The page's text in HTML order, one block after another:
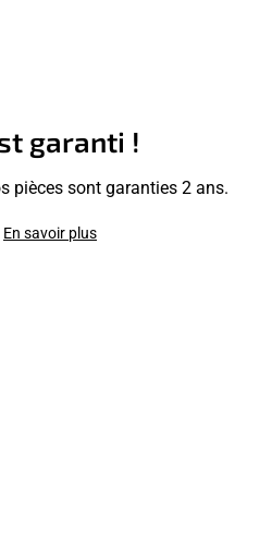
garanti !
pièces sont garanties 2 ans.
En savoir plus